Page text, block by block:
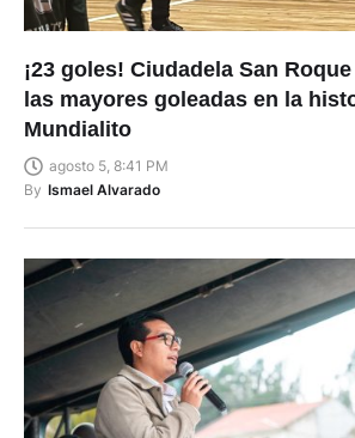
¡23 goles! Ciudadela San
las mayores goleadas en la
Mundialito
agosto 5, 8:41 PM
By Ismael Alvarado